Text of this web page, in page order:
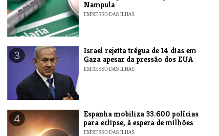
Nampula
EXPRESSO DAS ILHAS
3
​Israel rejeita trégua de 14 dias em
Gaza apesar da pressão dos EUA
EXPRESSO DAS ILHAS
4
Espanha mobiliza 33.600 polícias
para eclipse, à espera de milhões
EXPRESSO DAS ILHAS